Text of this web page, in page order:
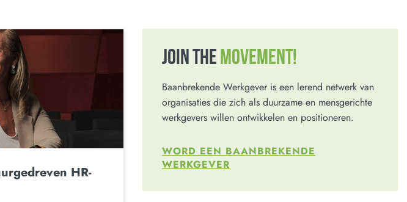
HR-
JOIN THE MOVEMENT!
Baanbrekende Werkgever is een lerend netwerk van
organisaties die zich als duurzame en mensgerichte
werkgevers willen ontwikkelen en positioneren.
WORD EEN BAANBREKENDE
WERKGEVER